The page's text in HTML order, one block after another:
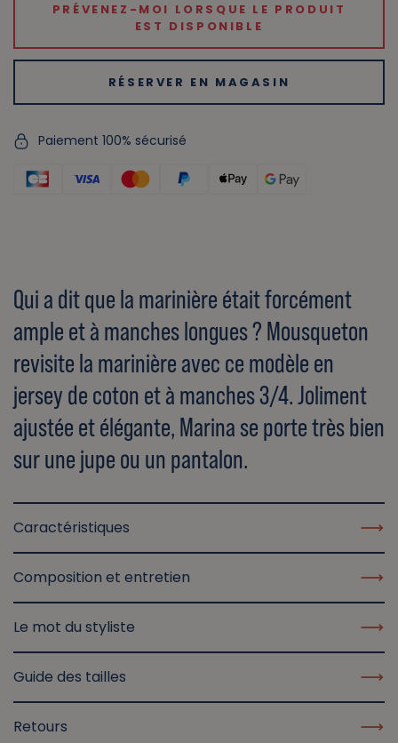
PRÉVENEZ-MOI LORSQUE LE PRODUIT
EST DISPONIBLE
RÉSERVER EN MAGASIN
Paiement 100% sécurisé
Qui a dit que la marinière était forcément
ample et à manches longues ? Mousqueton
revisite la marinière avec ce modèle en
jersey de coton et à manches 3/4. Joliment
ajustée et élégante, Marina se porte très bien
sur une jupe ou un pantalon.
Caractéristiques
Composition et entretien
Le mot du styliste
Guide des tailles
Retours